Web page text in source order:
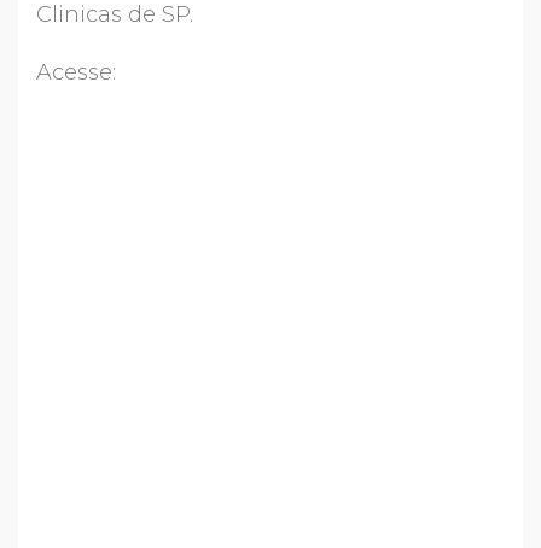
Clinicas de SP.
Acesse: